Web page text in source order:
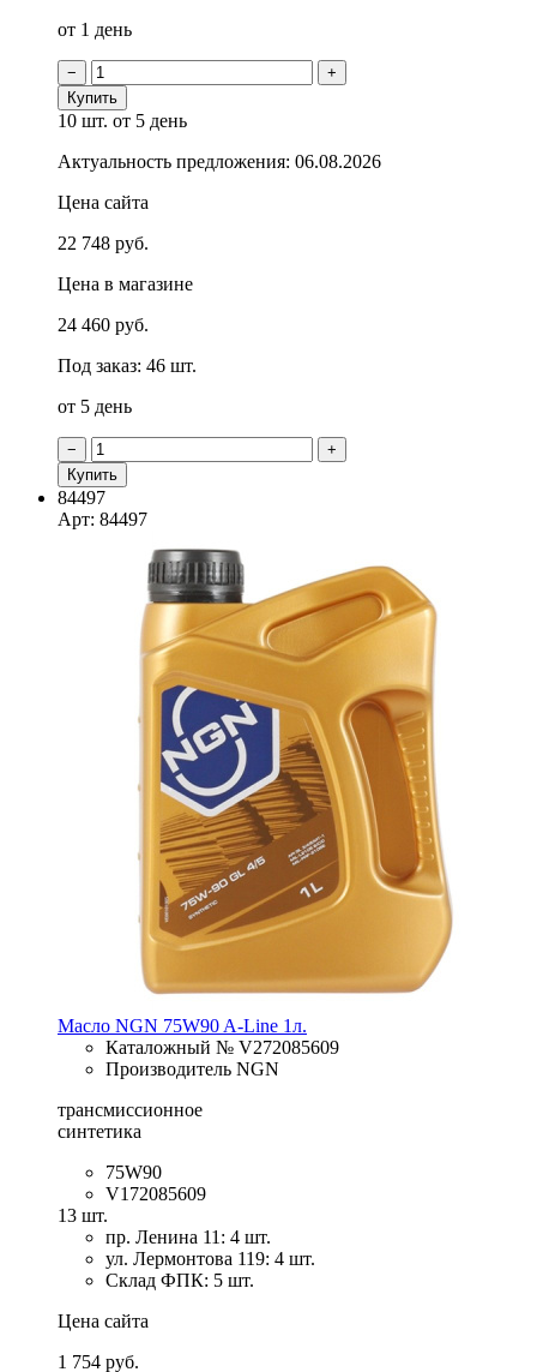
от 1 день
−
+
Купить
10 шт. от 5 день
Актуальность предложения: 06.08.2026
Цена сайта
22 748 руб.
Цена в магазине
24 460 руб.
Под заказ: 46 шт.
от 5 день
−
+
Купить
84497
Арт: 84497
Масло NGN 75W90 A-Line 1л.
Каталожный № V272085609
Производитель NGN
трансмиссионное
синтетика
75W90
V172085609
13 шт.
пр. Ленина 11: 4 шт.
ул. Лермонтова 119: 4 шт.
Склад ФПК: 5 шт.
Цена сайта
1 754 руб.